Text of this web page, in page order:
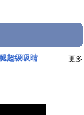
超级吸睛 更多